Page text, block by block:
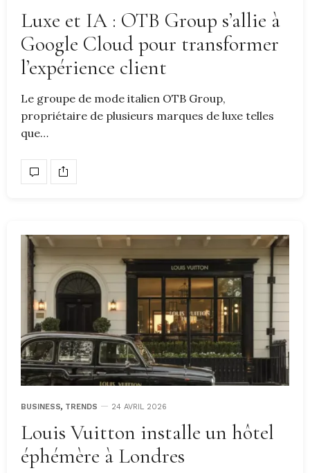
Luxe et IA : OTB Group s’allie à
Google Cloud pour transformer
l’expérience client
Le groupe de mode italien OTB Group,
propriétaire de plusieurs marques de luxe telles
que…
BUSINESS, TRENDS 24 AVRIL 2026
Louis Vuitton installe un hôtel
éphémère à Londres